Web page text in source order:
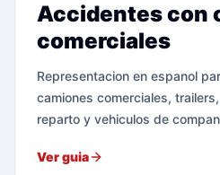
Accidentes con
comerciales
Representacion en espanol
camiones comerciales,
reparto y vehiculos de
Ver guia